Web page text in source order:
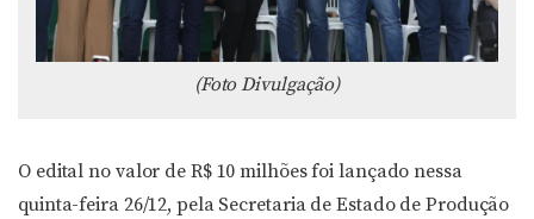
(Foto Divulgação)
O edital no valor de R$ 10 milhões foi lançado nessa
quinta-feira 26/12, pela Secretaria de Estado de Produção